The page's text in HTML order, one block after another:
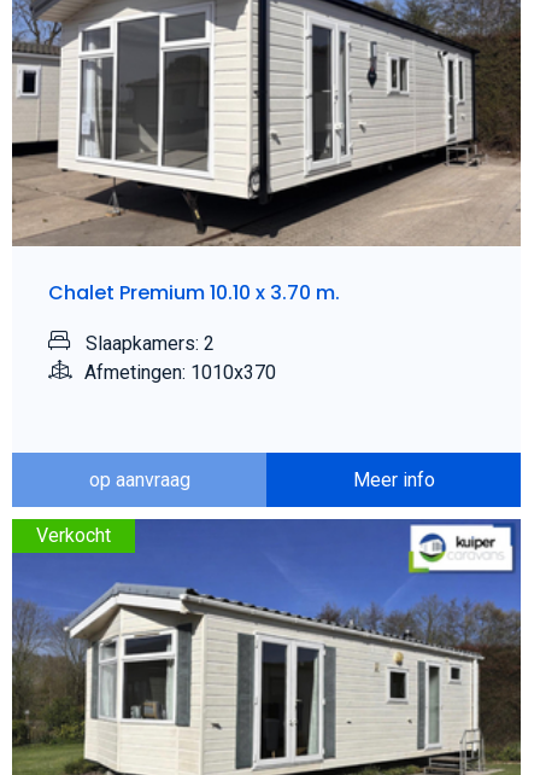
Chalet Premium 10.10 x 3.70 m.
Slaapkamers: 2
Afmetingen: 1010x370
op aanvraag Meer info
Verkocht